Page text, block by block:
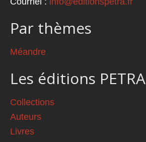
Par thèmes
Méandre
Les éditions PETRA
Collections
Auteurs
Livres